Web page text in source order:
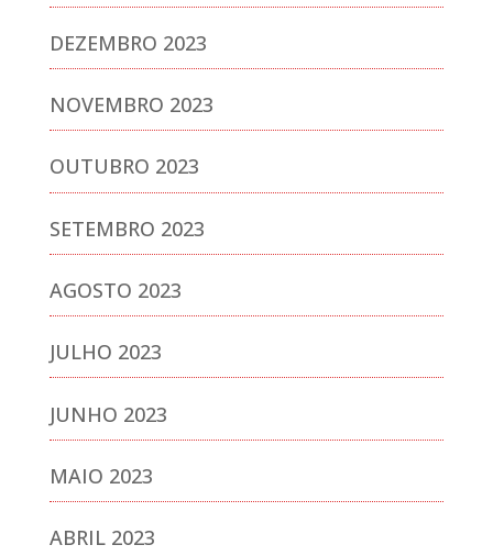
DEZEMBRO 2023
NOVEMBRO 2023
OUTUBRO 2023
SETEMBRO 2023
AGOSTO 2023
JULHO 2023
JUNHO 2023
MAIO 2023
ABRIL 2023